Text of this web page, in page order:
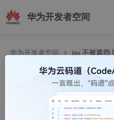
华为开发者空间
华为开发者空间 ios 不被遮挡
ios 不被遮挡 阴
LTT卍
1049人浏览 · 2021-01-13